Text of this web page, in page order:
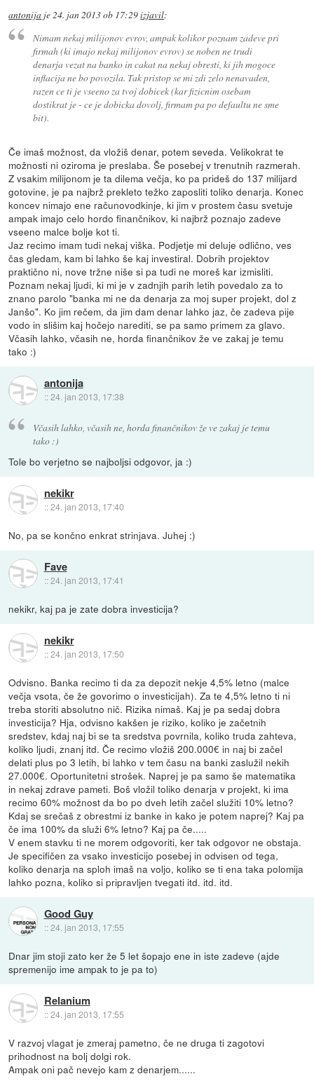
antonija je24. jan 2013 ob 17:29izjavil:
Nimam nekaj milijonov evrov, ampak kolikor poznam zadeve pri
firmah (ki imajo nekaj milijonov evrov) se noben ne trudi
denarja vezat na banko in cakat na nekaj obresti, ki jih mogoce
inflacija ne bo povozila. Tak pristop se mi zdi zelo nenavaden,
razen ce ti je vseeno za tvoj dobicek (kar fizicnim osebam
dostikrat je - ce je dobicka dovolj, firmam pa po defaultu ne sme
bit).
Če imaš možnost, da vložiš denar, potem seveda. Velikokrat te
možnosti ni oziroma je preslaba. Še posebej v trenutnih razmerah.
Z vsakim milijonom je ta dilema večja, ko pa prideš do 137 milijard
gotovine, je pa najbrž prekleto težko zaposliti toliko denarja. Konec
koncev nimajo ene računovodkinje, ki jim v prostem času svetuje
ampak imajo celo hordo finančnikov, ki najbrž poznajo zadeve
vseeno malce bolje kot ti.
Jaz recimo imam tudi nekaj viška. Podjetje mi deluje odlično, ves
čas gledam, kam bi lahko še kaj investiral. Dobrih projektov
praktično ni, nove tržne niše si pa tudi ne moreš kar izmisliti.
Poznam nekaj ljudi, ki mi je v zadnjih parih letih povedalo za to
znano parolo "banka mi ne da denarja za moj super projekt, dol z
Janšo". Ko jim rečem, da jim dam denar lahko jaz, če zadeva pije
vodo in slišim kaj hočejo narediti, se pa samo primem za glavo.
Včasih lahko, včasih ne, horda finančnikov že ve zakaj je temu
tako :)
antonija
::24. jan 2013, 17:38
Včasih lahko, včasih ne, horda finančnikov že ve zakaj je temu
tako :)
Tole bo verjetno se najboljsi odgovor, ja :)
nekikr
::24. jan 2013, 17:40
No, pa se končno enkrat strinjava. Juhej :)
Fave
::24. jan 2013, 17:41
nekikr, kaj pa je zate dobra investicija?
nekikr
::24. jan 2013, 17:50
Odvisno. Banka recimo ti da za depozit nekje 4,5% letno (malce
večja vsota, če že govorimo o investicijah). Za te 4,5% letno ti ni
treba storiti absolutno nič. Rizika nimaš. Kaj je pa sedaj dobra
investicija? Hja, odvisno kakšen je riziko, koliko je začetnih
sredstev, kdaj naj bi se ta sredstva povrnila, koliko truda zahteva,
koliko ljudi, znanj itd. Če recimo vložiš 200.000€ in naj bi začel
delati plus po 3 letih, bi lahko v tem času na banki zaslužil nekih
27.000€. Oportunitetni strošek. Naprej je pa samo še matematika
in nekaj zdrave pameti. Boš vložil toliko denarja v projekt, ki ima
recimo 60% možnost da bo po dveh letih začel služiti 10% letno?
Kdaj se srečaš z obrestmi iz banke in kako je potem naprej? Kaj pa
če ima 100% da služi 6% letno? Kaj pa če.....
V enem stavku ti ne morem odgovoriti, ker tak odgovor ne obstaja.
Je specifičen za vsako investicijo posebej in odvisen od tega,
koliko denarja na sploh imaš na voljo, koliko se ti ena taka polomija
lahko pozna, koliko si pripravljen tvegati itd. itd. itd.
Good Guy
::24. jan 2013, 17:55
Dnar jim stoji zato ker že 5 let šopajo ene in iste zadeve (ajde
spremenijo ime ampak to je pa to)
Relanium
::24. jan 2013, 17:55
V razvoj vlagat je zmeraj pametno, če ne druga ti zagotovi
prihodnost na bolj dolgi rok.
Ampak oni pač nevejo kam z denarjem......